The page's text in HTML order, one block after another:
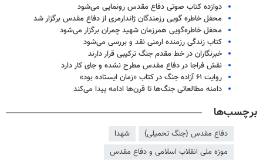
دوازده کتاب صوتی دفاع مقدس رونمایی می‌شود
محفل خاطره گویی رزمندگان ژاندارمری از دفاع مقدس برگزار شد
محفل خاطره‌گویی همرزمان شهید چمران برگزار می‌شود
کتاب زندگی رزمنده ارمنی نقد و بررسی می‌شود
خبرنگاران در خط مقدم جنگ ترکیبی قرار دارند
نقش فراجا در دفاع مقدس مطرح نشده و جای کار دارد
روایت ۶۱ آزاده جنگ در کتاب «زمان ایستاده بود»
دامنه مطالعاتی جنگ‌ها تا قرن‌ها ادامه پیدا می‌کند
برچسب‌ها
دفاع مقدس (جنگ تحمیلی)
شهدا
موزه ملی انقلاب اسلامی و دفاع مقدس